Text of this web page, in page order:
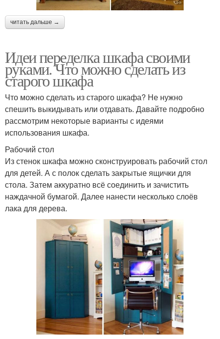
читать дальше →
Идеи переделка шкафа своими
руками. Что можно сделать из
старого шкафа
Что можно сделать из старого шкафа? Не нужно
спешить выкидывать или отдавать. Давайте подробно
рассмотрим некоторые варианты с идеями
использования шкафа.
Рабочий стол
Из стенок шкафа можно сконструировать рабочий стол
для детей. А с полок сделать закрытые ящички для
стола. Затем аккуратно всё соединить и зачистить
наждачной бумагой. Далее нанести несколько слоёв
лака для дерева.